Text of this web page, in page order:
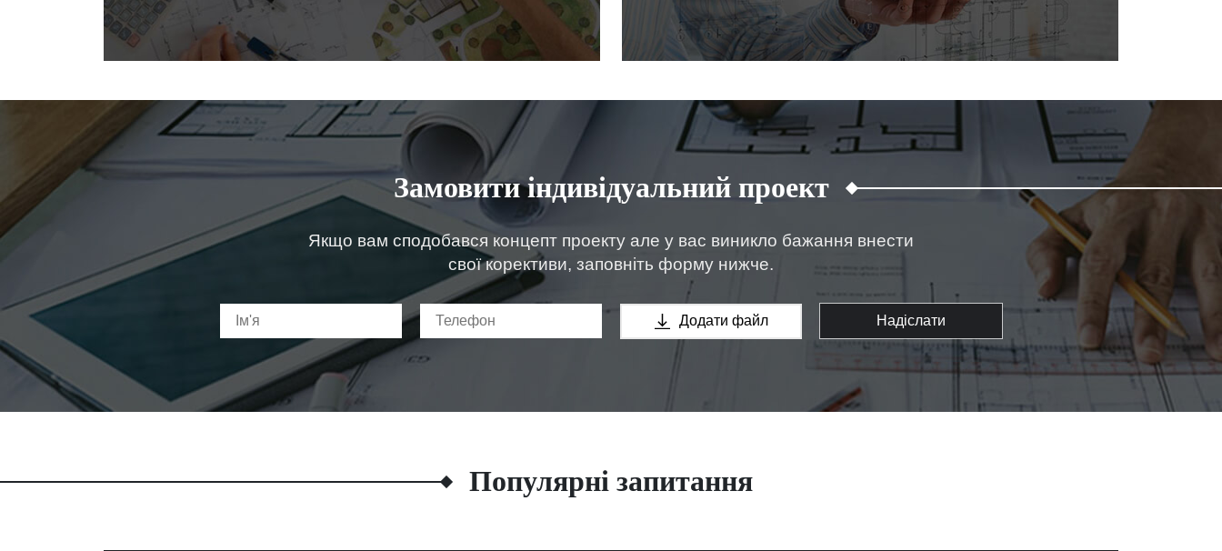
Замовити індивідуальний проект
Якщо вам сподобався концепт проекту але у вас виникло бажання внести
свої корективи, заповніть форму нижче.
Додати файл Надіслати
Популярні запитання